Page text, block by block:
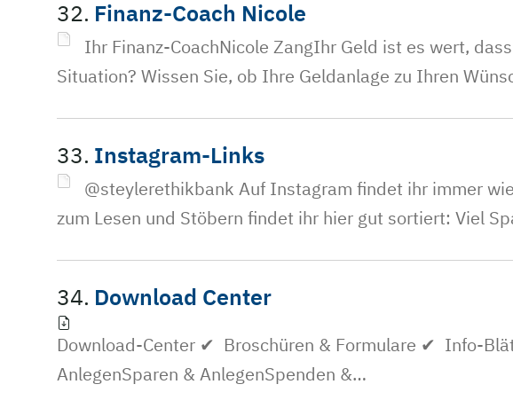
32. Finanz-Coach Nicole
Ihr Finanz-CoachNicole ZangIhr Geld ist es wert,
Situation? Wissen Sie, ob Ihre Geldanlage zu Ihren
33. Instagram-Links
@steylerethikbank Auf Instagram findet ihr immer
zum Lesen und Stöbern findet ihr hier gut sortiert: Viel
34. Download Center
Download-Center ✔ Broschüren & Formulare ✔ Info-
AnlegenSparen & AnlegenSpenden &…